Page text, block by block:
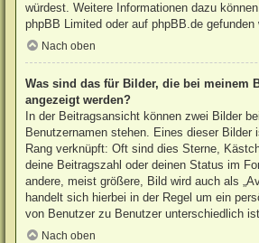
würdest. Weitere Informationen dazu
phpBB Limited oder aufphpBB.de gefunden
Nach oben
Was sind das für Bilder, die bei meinem
angezeigt werden?
In der Beitragsansicht können zwei Bilder
Benutzernamen stehen. Eines dieser Bilder
Rang verknüpft: Oft sind dies Sterne,
deine Beitragszahl oder deinen Status im
andere, meist größere, Bild wird auch als
handelt sich hierbei in der Regel um ein
von Benutzer zu Benutzer unterschiedlich ist.
Nach oben